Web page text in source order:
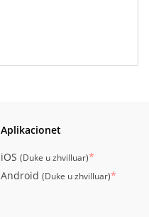
Aplikacionet
iOS (Duke u zhvilluar)*
Android (Duke u zhvilluar)*